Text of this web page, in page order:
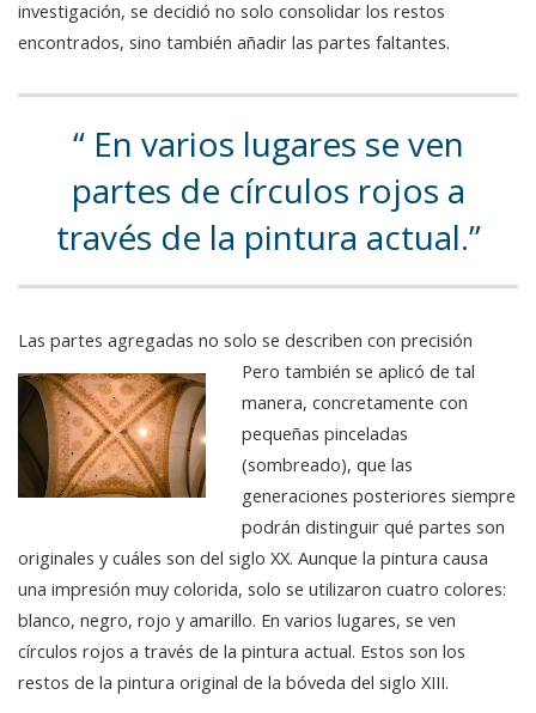
investigación, se decidió no solo consolidar los restos
encontrados, sino también añadir las partes faltantes.
En varios lugares se ven
partes de círculos rojos a
través de la pintura actual.
Las partes agregadas no solo se describen con precisión
Pero también se aplicó de tal
manera, concretamente con
pequeñas pinceladas
(sombreado), que las
generaciones posteriores siempre
podrán distinguir qué partes son
originales y cuáles son del siglo XX. Aunque la pintura causa
una impresión muy colorida, solo se utilizaron cuatro colores:
blanco, negro, rojo y amarillo. En varios lugares, se ven
círculos rojos a través de la pintura actual. Estos son los
restos de la pintura original de la bóveda del siglo XIII.